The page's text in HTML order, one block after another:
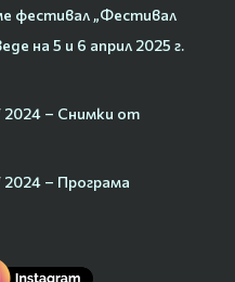
фестивал „Фестивал
на 5 и 6 април 2025 г.
2024 – Снимки от
2024 – Програма